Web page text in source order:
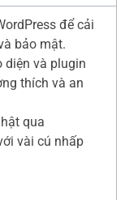
để cải
bảo mật.
diện và plugin
thích và an
qua
vài cú nhấp